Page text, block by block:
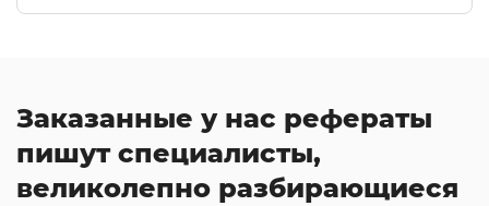
Заказанные у нас рефераты
пишут специалисты,
великолепно разбирающиеся